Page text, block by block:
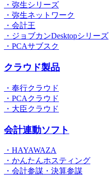
・弥生シリーズ
・弥生ネットワーク
・会計王
・ジョブカンDesktopシリーズ
・PCAサブスク
クラウド製品
・奉行クラウド
・PCAクラウド
・大臣クラウド
会計連動ソフト
・HAYAWAZA
・かんたんホスティング
・会計参謀・決算参謀